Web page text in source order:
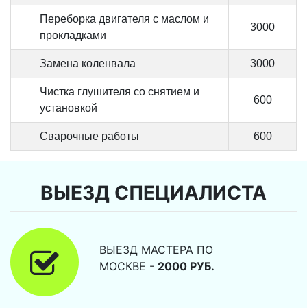
Переборка двигателя с маслом и
прокладками
3000
Замена коленвала 3000
Чистка глушителя со снятием и
установкой
600
Сварочные работы 600
ВЫЕЗД СПЕЦИАЛИСТА
ВЫЕЗД МАСТЕРА ПО
МОСКВЕ - 2000 РУБ.